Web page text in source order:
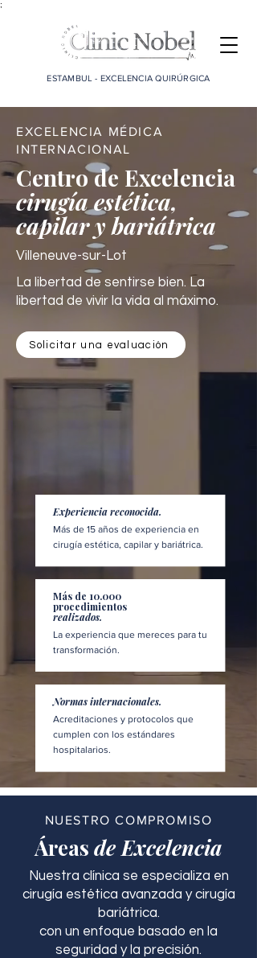
;
ESTAMBUL - EXCELENCIA QUIRÚRGICA
EXCELENCIA MÉDICA
INTERNACIONAL
Centro de Excelencia
cirugía estética,
capilar y bariátrica
Villeneuve-sur-Lot
La libertad de sentirse bien. La
libertad de vivir la vida al máximo.
Solicitar una evaluación
Experiencia reconocida.
Más de 15 años de experiencia en
cirugía estética, capilar y bariátrica.
Más de 10.000
procedimientos
realizados.
La experiencia que mereces para tu
transformación.
Normas internacionales.
Acreditaciones y protocolos que
cumplen con los estándares
hospitalarios.
NUESTRO COMPROMISO
Áreas de Excelencia
Nuestra clínica se especializa en
cirugía estética avanzada y cirugía
bariátrica.
con un enfoque basado en la
seguridad y la precisión.